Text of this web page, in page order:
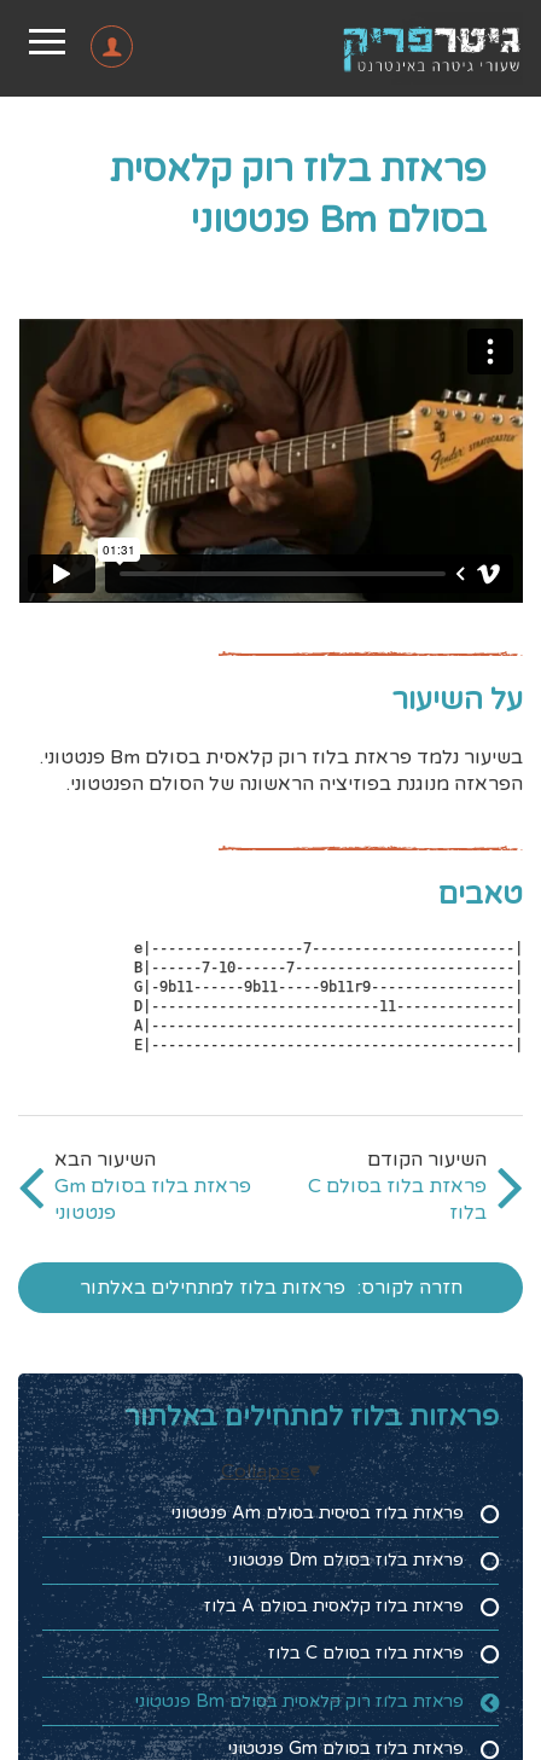
פראזת בלוז רוק קלאסית
בסולם Bm פנטטוני
על השיעור
בשיעור נלמד פראזת בלוז רוק קלאסית בסולם Bm פנטטוני.
הפראזה מנוגנת בפוזיציה הראשונה של הסולם הפנטטוני.
טאבים
e|------------------7------------------------|
B|------7-10------7--------------------------|
G|-9b11------9b11-----9b11r9-----------------|
D|---------------------------11--------------|
A|-------------------------------------------|
E|-------------------------------------------|
פראזת בלוז בסולם C
בלוז
פראזת בלוז בסולם Gm
פנטטוני
חזרה לקורס: פראזות בלוז למתחילים באלתור
פראזות בלוז למתחילים באלתור
Collapse
פראזת בלוז בסיסית בסולם Am פנטטוני
פראזת בלוז בסולם Dm פנטטוני
פראזת בלוז קלאסית בסולם A בלוז
פראזת בלוז בסולם C בלוז
פראזת בלוז רוק קלאסית בסולם Bm פנטטוני
פראזת בלוז בסולם Gm פנטטוני